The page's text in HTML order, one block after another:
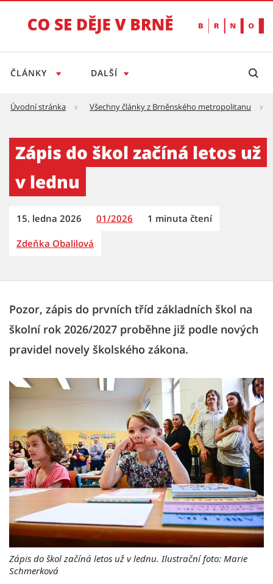
ČLÁNKY DALŠÍ
Úvodní stránka Všechny články z Brněnského metropolitanu
Zápis do škol začíná letos už
v lednu
15. ledna 2026 01/2026 1 minuta čtení
Zdeňka Obalilová
Pozor, zápis do prvních tříd základních škol na
školní rok 2026/2027 proběhne již podle nových
pravidel novely školského zákona.
Zápis do škol začíná letos už v lednu. Ilustrační foto: Marie
Schmerková